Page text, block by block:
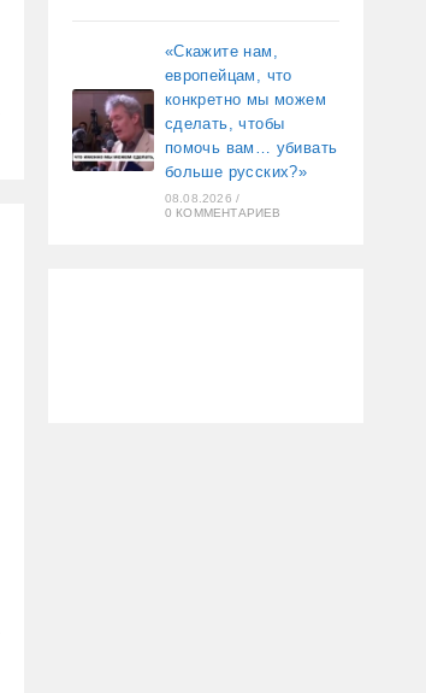
«Скажите нам,
европейцам, что
конкретно мы можем
сделать, чтобы
помочь вам… убивать
больше русских?»
08.08.2026 /
0 КОММЕНТАРИЕВ